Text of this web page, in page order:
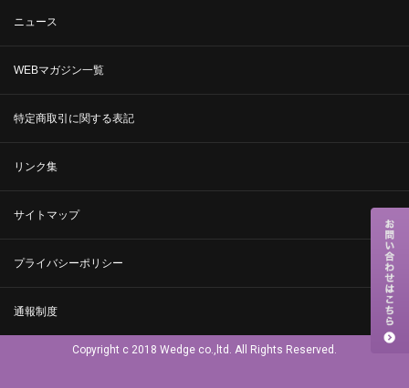
ニュース
WEBマガジン一覧
特定商取引に関する表記
リンク集
サイトマップ
プライバシーポリシー
通報制度
Copyright c 2018 Wedge co.,ltd. All Rights Reserved.